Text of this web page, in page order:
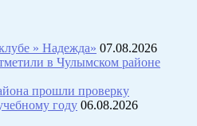
» Надежда» 07.08.2026
в Чулымском районе
прошли проверку
году 06.08.2026